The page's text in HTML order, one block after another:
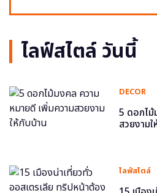
ไลฟ์สไตล์ วันนี้
DECOR
5 ดอกไม้
สวยงาม
ไลฟ์สไตล์